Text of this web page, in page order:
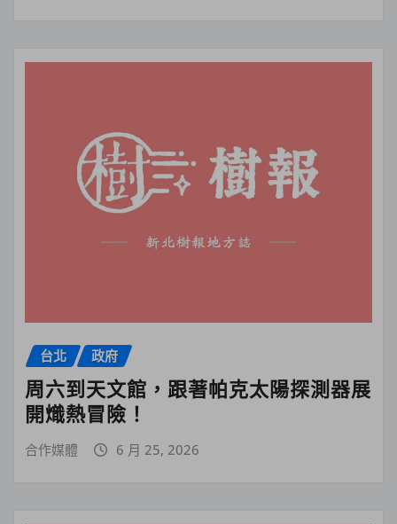
台北 政府
周六到天文館，跟著帕克太陽探測器展
開熾熱冒險！
合作媒體 6 月 25, 2026